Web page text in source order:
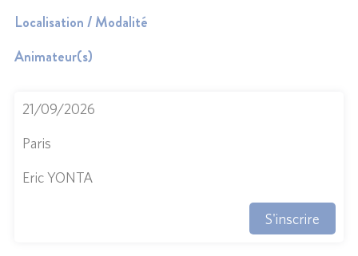
Localisation / Modalité
Animateur(s)
21/09/2026
Paris
Eric YONTA
S'inscrire